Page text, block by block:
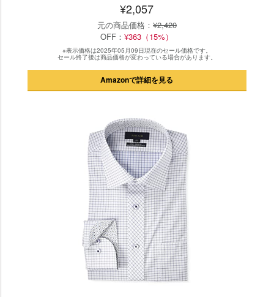
¥2,057
元の商品価格： ¥2,420
OFF：¥363（15%）
※表示価格は2025年05月09日現在のセール価格です。
セール終了後は商品価格が変わっている場合があります。
Amazonで詳細を見る